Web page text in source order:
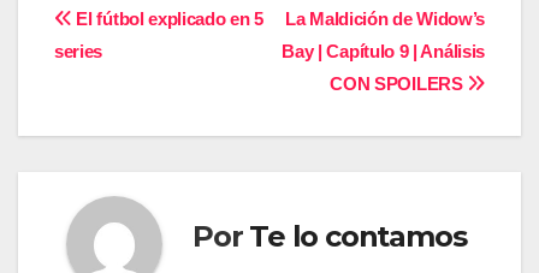
Navegación
entradas
La Maldición de Widow’s
Bay | Capítulo 9 | Análisis
CON SPOILERS
El fútbol explicado en 5
series
Por Te lo contamos